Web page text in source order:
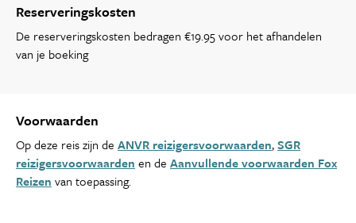
Reserveringskosten
De reserveringskosten bedragen €19.95 voor het afhandelen
van je boeking
Voorwaarden
Op deze reis zijn de ANVR reizigersvoorwaarden,SGR
reizigersvoorwaarden en de Aanvullende voorwaarden Fox
Reizen van toepassing.